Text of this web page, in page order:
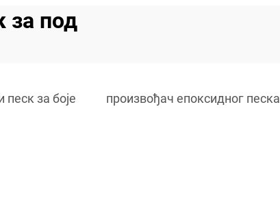
за под
песк за боје произвођач епоксидног песка